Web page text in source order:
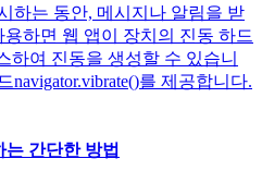
하는 동안, 메시지나 알림을 받
하면 웹 앱이 장치의 진동 하드
하여 진동을 생성할 수 있습니
를 제공합니다.
는 간단한 방법